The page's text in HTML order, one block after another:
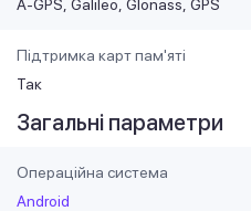
A-GPS Galileo Glonass GPS
Підтримка карт пам'яті
Так
Загальні параметри
Операційна система
Android